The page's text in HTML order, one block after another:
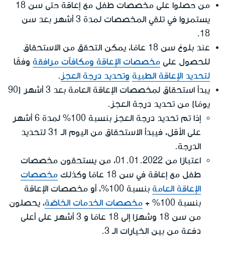
من حصلوا على مخصصات طفل مع إعاقة حتى سن 18
يستمروا في تلقي المخصصات لمدة 3 أشهر بعد سن
18.
عند بلوغ سن 18 عامًا، يمكن التحقق من الاستحقاق
للحصول على مخصصات الإعاقة ومكافآت مرافقة وفقًا
لتحديد الإعاقة الطبية وتحديد درجة العجز .
يبدأ استحقاق لمخصصات الإعاقة العامة بعد 3 أشهر (90
يومًا) من تحديد درجة العجز.
إذا تم تحديد درجة العجز بنسبة 100% لمدة 6 أشهر
على الأقل، فيبدأ الاستحقاق من اليوم الـ 31 لتحديد
الدرجة.
اعتبارًا من 01.01.2022، من يستحقون مخصصات
طفل مع إعاقة في سن 18 عامًا وكذلك
مخصصات
الإعاقة العامة
بنسبة 100%، أو مخصصات الإعاقة
بنسبة 100% +
مخصصات الخدمات الخاصّة، يحصلون
من سن 18 وشهرًا إلى 18 عامًا و 3 أشهر على أعلى
دفعة من بين الخيارات الـ 3.